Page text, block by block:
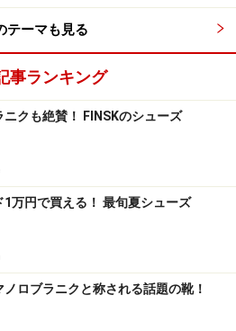
が叶うアイテムです。スカート
っているスリットが入ったデザ
スクエアトゥと、程よい太さの
感のある履き心地のロングブー
スカートを、ブーツと被せるバ
気。ロングブーツの上端を見せ
す。
テーマも見る
事ランキング
ニクも絶賛！ FINSKのシューズ
1万円で買える！ 最旬夏シューズ
ロブラニクと称される話題の靴！